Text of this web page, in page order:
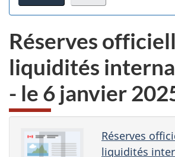
au
je
pas
participer
au
sondage
du
site
.
Réserves
liquidités
- le 6 janvier
Réserves
liquidités